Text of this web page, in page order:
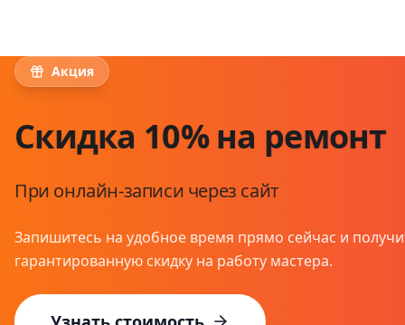
Акция
Скидка 10% на ремонт
При онлайн-записи через сайт
Запишитесь на удобное время прямо сейчас и
гарантированную скидку на работу мастера.